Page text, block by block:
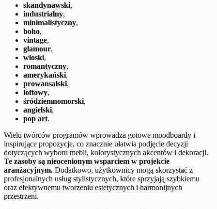
skandynawski,
industrialny,
minimalistyczny,
boho,
vintage,
glamour,
włoski,
romantyczny,
amerykański,
prowansalski,
loftowy,
śródziemnomorski,
angielski,
pop art.
Wielu twórców programów wprowadza gotowe moodboardy i
inspirujące propozycje, co znacznie ułatwia podjęcie decyzji
dotyczących wyboru mebli, kolorystycznych akcentów i dekoracji.
Te zasoby są nieocenionym wsparciem w projekcie
aranżacyjnym. Dodatkowo, użytkownicy mogą skorzystać z
profesjonalnych usług stylistycznych, które sprzyjają szybkiemu
oraz efektywnemu tworzeniu estetycznych i harmonijnych
przestrzeni.